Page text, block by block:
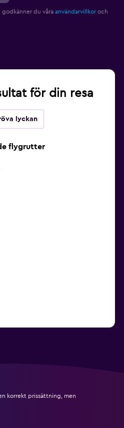
godkänner du våra användarvillkor och
för din resa
lyckan
flygrutter
korrekt prissättning, men